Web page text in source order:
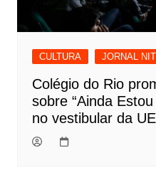
CULTURA JORNAL
Colégio do Rio
sobre “Ainda
no vestibular da